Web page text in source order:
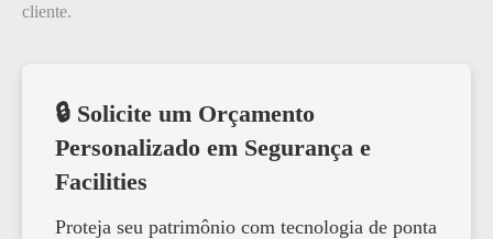
cliente.
🔒 Solicite um Orçamento
Personalizado em Segurança e
Facilities
Proteja seu patrimônio com tecnologia de ponta